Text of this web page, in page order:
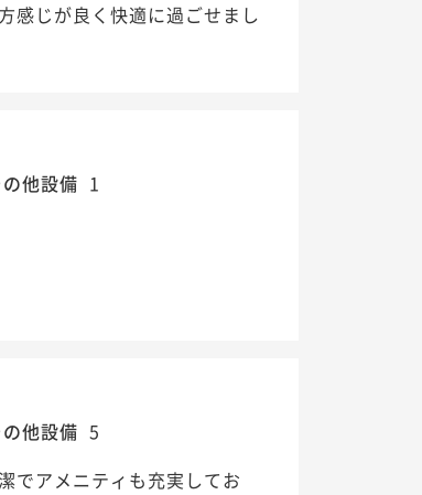
感じが良く快適に過ごせまし
他設備 1
他設備 5
でアメニティも充実してお